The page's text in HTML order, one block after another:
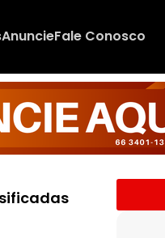
AnuncieFale Conosco